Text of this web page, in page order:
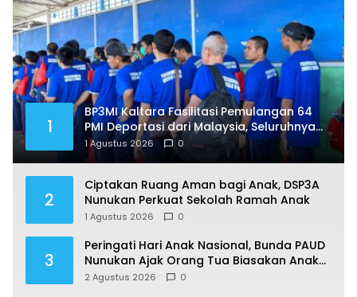
1
BP3MI Kaltara Fasilitasi Pemulangan 64
PMI Deportasi dari Malaysia, Seluruhnya
Jalani Pendataan di Nunukan
1 Agustus 2026 0
2
Ciptakan Ruang Aman bagi Anak, DSP3A
Nunukan Perkuat Sekolah Ramah Anak
1 Agustus 2026 0
3
Peringati Hari Anak Nasional, Bunda PAUD
Nunukan Ajak Orang Tua Biasakan Anak
Gemar Berolahraga
2 Agustus 2026 0